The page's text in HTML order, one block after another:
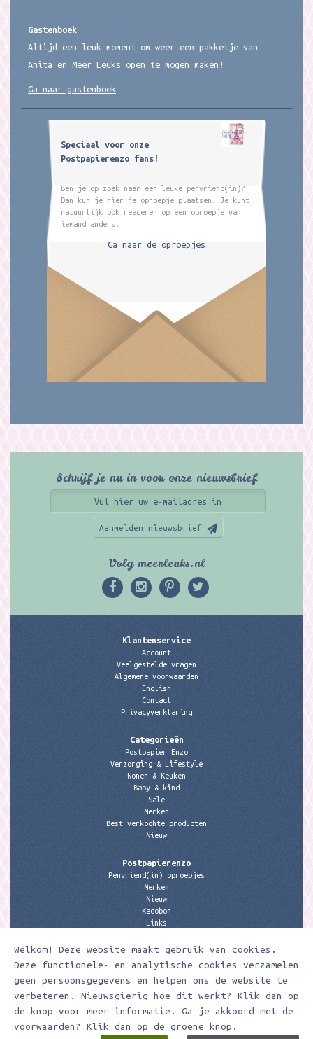
Welkom! Deze website maakt gebruik van cookies.
Deze functionele- en analytische cookies verzamelen
geen persoonsgegevens en helpen ons de website te
verbeteren. Nieuwsgierig hoe dit werkt? Klik dan op
de knop voor meer informatie. Ga je akkoord met de
voorwaarden? Klik dan op de groene knop.
Gastenboek
Altijd een leuk moment om weer een pakketje van
Anita en Meer Leuks open te mogen maken!
Ga naar gastenboek
Speciaal voor onze
Postpapierenzo fans!
Ben je op zoek naar een leuke penvriend(in)?
Dan kun je hier je oproepje plaatsen. Je kunt
natuurlijk ook reageren op een oproepje van
iemand anders.
Ga naar de oproepjes
Schrijf je nu in voor onze nieuwsbrief
Aanmelden nieuwsbrief
Volg meerleuks.nl
Klantenservice
Account
Veelgestelde vragen
Algemene voorwaarden
English
Contact
Privacyverklaring
Categorieën
Postpapier Enzo
Verzorging & Lifestyle
Wonen & Keuken
Baby & kind
Sale
Merken
Best verkochte producten
Nieuw
Postpapierenzo
Penvriend(in) oproepjes
Merken
Nieuw
Kadobon
Links
Contactgegevens
Meerleuks
anita@meerleuks.nl
06 – 107 163 36
KVK nummer: 58807179
BTW nummer: 853190859B01